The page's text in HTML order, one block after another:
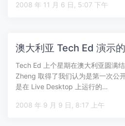
2008 年 11 月 6 日, 5:07 下午
澳大利亚 Tech Ed 演示
Tech Ed 上个星期在澳大利亚圆满
Zheng 取得了我们认为是第一次公
是在 Live Desktop 上运行的…
2008 年 9 月 9 日, 8:17 上午